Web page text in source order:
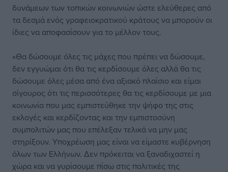
δυνάμεων των τοπικών κοινωνιών ώστε ελεύθερες από
τα δεσμά ενός γραφειοκρατικού κράτους να μπορούν οι
ίδιες να αποφασίσουν για το μέλλον τους.
«Θα δώσουμε όλες τις μάχες που πρέπει να δώσουμε,
δεν εγγυώμαι ότι θα τις κερδίσουμε όλες αλλά θα τις
δώσουμε όλες μέσα από ένα αξιακό πλαίσιο και είμαι
σίγουρος ότι τις περισσότερες θα τις κερδίσουμε με μια
κοινωνία που μας εμπιστεύθηκε την ψήφο της στις
εκλογές και κερδίζοντας και την εμπιστοσύνη
συμπολιτών μας που επέλεξαν τελικά να μην μας
στηρίξουν. Υποχρέωση μας είναι να είμαστε κυβέρνηση
όλων των Ελλήνων. Δεν πρόκειται να ξαναδιχαστεί η
χώρα και να γυρίσουμε πίσω στις πολιτικές της